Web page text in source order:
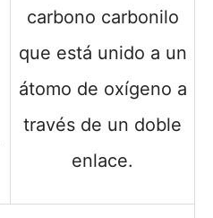
carbono carbonilo
que está unido a un
átomo de oxígeno a
través de un doble
enlace.